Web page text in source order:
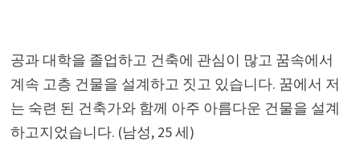
공과 대학을 졸업하고 건축에 관심이 많고 꿈속에서
계속 고층 건물을 설계하고 짓고 있습니다. 꿈에서 저
는 숙련 된 건축가와 함께 아주 아름다운 건물을 설계
하고지었습니다. (남성, 25 세)